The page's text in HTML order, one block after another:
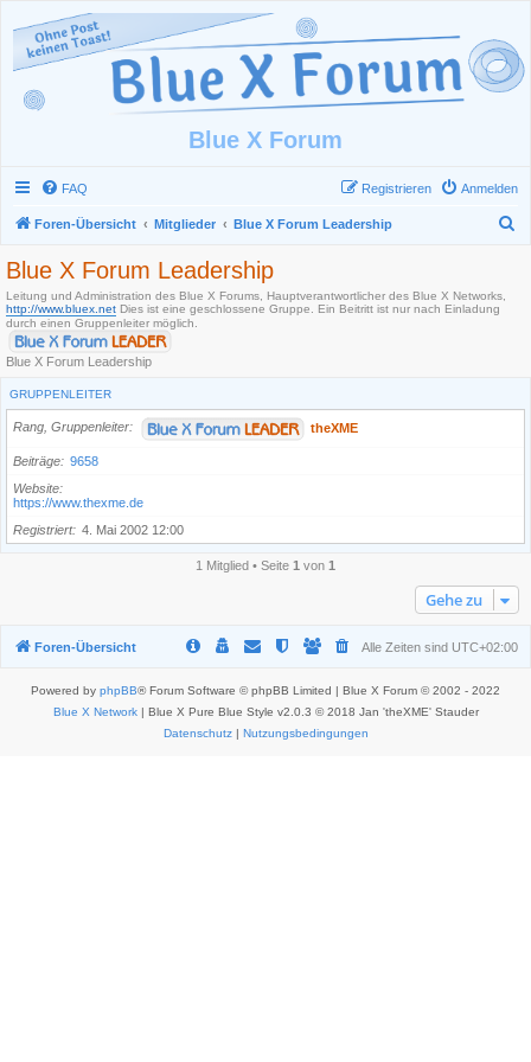
Blue X Forum
FAQ Anmelden
Registrieren
Foren-Übersicht Mitglieder Blue X Forum Leadership
Blue X Forum Leadership
Leitung und Administration des Blue X Forums, Hauptverantwortlicher des Blue X Networks,
http://www.bluex.net Dies ist eine geschlossene Gruppe. Ein Beitritt ist nur nach Einladung
durch einen Gruppenleiter möglich.
Blue X Forum Leadership
GRUPPENLEITER
Rang, Gruppenleiter theXME
Beiträge
9658
Website
https://www.thexme.de
Registriert
4. Mai 2002 12:00
1 Mitglied • Seite 1 von 1
Gehe zu
Foren-Übersicht Alle Zeiten sind UTC+02:00
Powered by phpBB® Forum Software © phpBB Limited | Blue X Forum © 2002 - 2022
Blue X Network| Blue X Pure Blue Style v2.0.3 © 2018 Jan 'theXME' Stauder
Datenschutz| Nutzungsbedingungen